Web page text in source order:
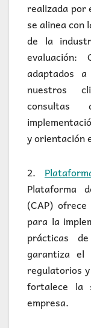
realizada por
se alinea con
de la
evaluación:
adaptados
nuestros
y orientación
2.
Plataforma
(CAP)
para la
prácticas
garantiza el
regulatorios
fortalece la
empresa.